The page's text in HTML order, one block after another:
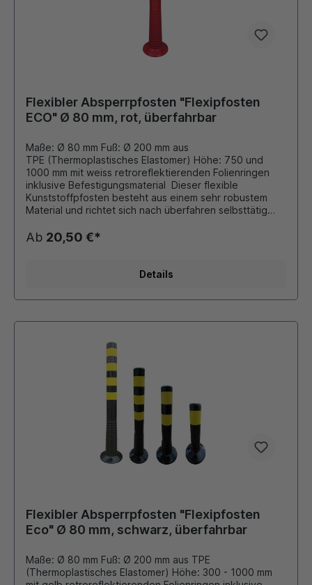
Flexibler Absperrpfosten "Flexipfosten
ECO" Ø 80 mm, rot, überfahrbar
Maße: Ø 80 mm Fuß: Ø 200 mm aus
TPE (Thermoplastisches Elastomer) Höhe: 750 und
1000 mm mit weiss retroreflektierenden Folienringen
inklusive Befestigungsmaterial Dieser flexible
Kunststoffpfosten besteht aus einem sehr robustem
Material und richtet sich nach überfahren selbsttätig
gibt er nach und knickt auf bis zu 90 Grad um, ohne
zerstört zu werden. Die EcoLINE-Flexipfosten aus TPE
Bereiche mit geringer bis mittlerer Belastung. Sie sind
ideal dort, wo eine zuverlässige Markierung zu einem
hochflexiblen TPU-Pfosten. Zubehör: Adapter mit M36
Schrauböse mit M36 Gewinde passend zum Adapter
verschiedene Schilder, Hinweistafeln, Zeichen aus
Ab 20,50 €*
Details
Flexibler Absperrpfosten "Flexipfosten
Eco" Ø 80 mm, schwarz, überfahrbar
Maße: Ø 80 mm Fuß: Ø 200 mm aus TPE
(Thermoplastisches Elastomer) Höhe: 300 - 1000 mm